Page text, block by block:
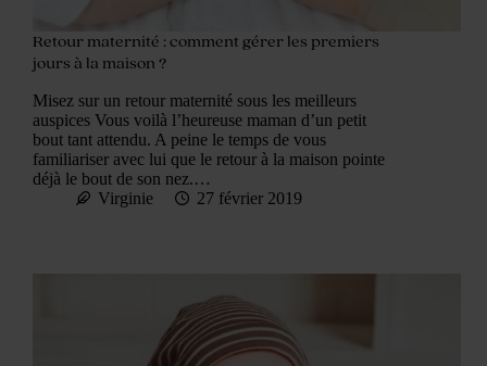
Retour maternité : comment gérer les premiers
jours à la maison ?
Misez sur un retour maternité sous les meilleurs
auspices Vous voilà l’heureuse maman d’un petit
bout tant attendu. A peine le temps de vous
familiariser avec lui que le retour à la maison pointe
déjà le bout de son nez.…
Virginie
27 février 2019